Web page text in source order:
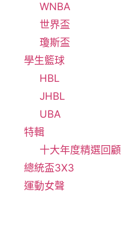
WNBA
世界盃
瓊斯盃
學生籃球
HBL
JHBL
UBA
特輯
十大年度精選回顧
總統盃3X3
運動女聲